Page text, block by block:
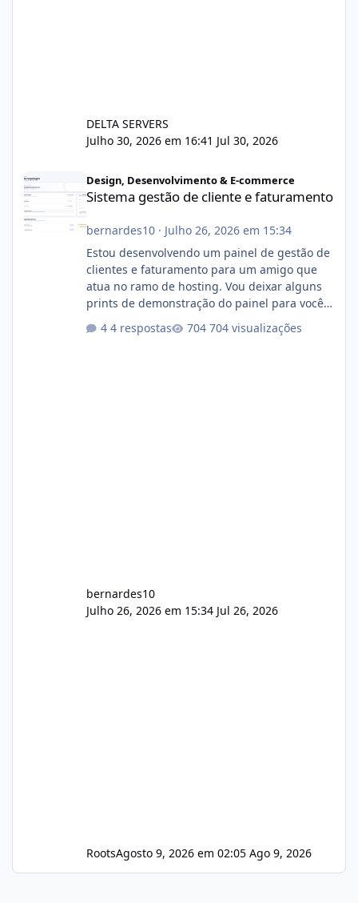
DELTA SERVERS
Julho 30, 2026 em 16:41 Jul 30, 2026
Design, Desenvolvimento & E-commerce
Sistema gestão de cliente e faturamento
bernardes10· Julho 26, 2026 em 15:34
Estou desenvolvendo um painel de gestão de
clientes e faturamento para um amigo que
atua no ramo de hosting. Vou deixar alguns
prints de demonstração do painel para vocês
com cerca de 80% concluído e conta com
4 respostas 704 visualizações
bernardes10
Julho 26, 2026 em 15:34 Jul 26, 2026
RootsAgosto 9, 2026 em 02:05 Ago 9, 2026